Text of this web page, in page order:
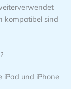
kompatibel sind
iPad und iPhone